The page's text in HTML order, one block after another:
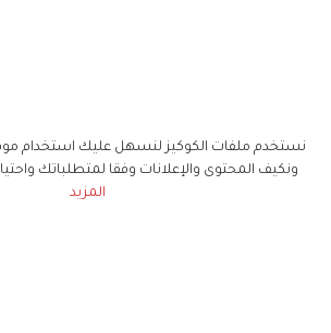
نستخدم ملفات الكوكيز لنسهل عليك استخدام
ونكيف المحتوى والإعلانات وفقا لمتطلباتك
المزيد